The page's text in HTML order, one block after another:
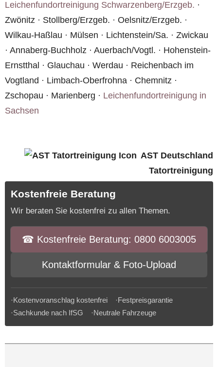
Leichenfundortreinigung Schwarzenberg/Erzgeb. ·
Zwönitz · Stollberg/Erzgeb. · Oelsnitz/Erzgeb. ·
Wilkau-Haßlau · Mülsen · Lichtenstein/Sa. · Zwickau
· Annaberg-Buchholz · Auerbach/Vogtl. · Hohenstein-
Ernstthal · Glauchau · Werdau · Reichenbach im
Vogtland · Limbach-Oberfrohna · Chemnitz ·
Zschopau · Marienberg · Leichenfundortreinigung in
Sachsen
AST Deutschland
Tatortreinigung
Kostenfreie Beratung
Wir beraten Sie kostenfrei zu allen Themen.
☎︎ Kostenfreie Beratung: 0800 6003005
Kontaktformular & Foto-Upload
·Kostenvoranschlag kostenfrei ·Festpreisgarantie
·Sachkunde nach IfSG ·Neutrale Fahrzeuge